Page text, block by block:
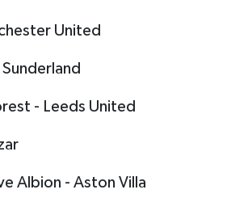
United
- Leeds United
Albion - Aston Villa